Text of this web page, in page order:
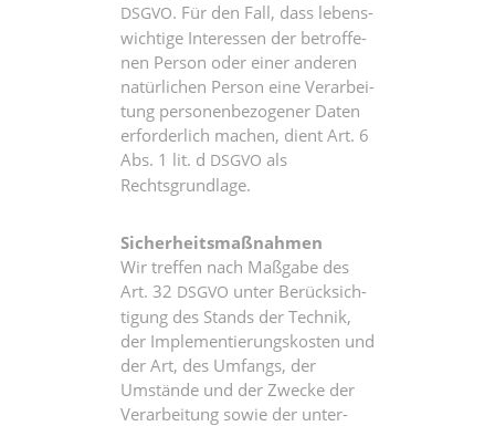
DSGVO. Für den Fall, dass lebens­
wich­ti­ge Inter­es­sen der betrof­fe­
nen Per­son oder einer ande­ren
natür­li­chen Per­son eine Ver­ar­bei­
tung per­so­nen­be­zo­ge­ner Daten
erfor­der­lich machen, dient Art. 6
Abs. 1 lit. d DSGVO als
Rechtsgrundlage.
Sicher­heits­maß­nah­men
Wir tref­fen nach Maß­ga­be des
Art. 32 DSGVO unter Berück­sich­
ti­gung des Stands der Tech­nik,
der Imple­men­tie­rungs­kos­ten und
der Art, des Umfangs, der
Umstän­de und der Zwe­cke der
Ver­ar­bei­tung sowie der unter­